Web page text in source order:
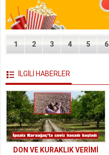
1 2 3 4 5 6
İLGİLİ HABERLER
DON VE KURAKLIK VERİMİ